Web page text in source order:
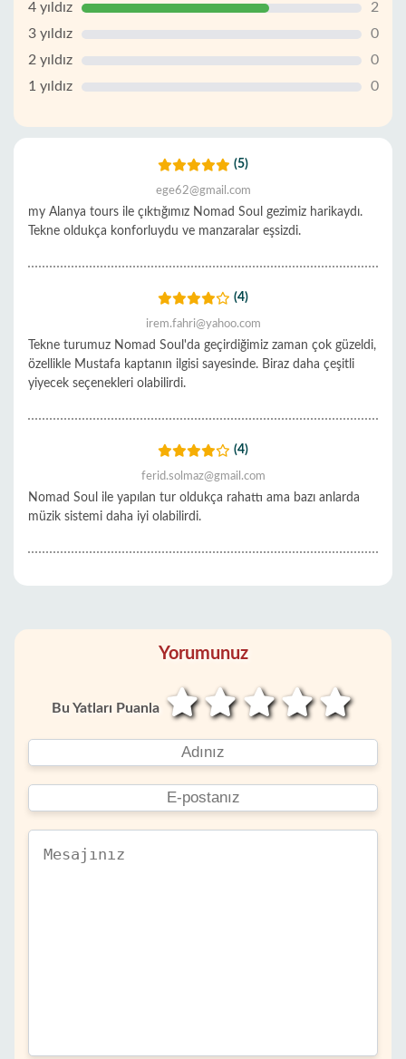
4 yıldız
2
3 yıldız
0
2 yıldız
0
1 yıldız
0
(5)
ege62@gmail.com
my Alanya tours ile çıktığımız Nomad Soul gezimiz harikaydı.
Tekne oldukça konforluydu ve manzaralar eşsizdi.
(4)
irem.fahri@yahoo.com
Tekne turumuz Nomad Soul'da geçirdiğimiz zaman çok güzeldi,
özellikle Mustafa kaptanın ilgisi sayesinde. Biraz daha çeşitli
yiyecek seçenekleri olabilirdi.
(4)
ferid.solmaz@gmail.com
Nomad Soul ile yapılan tur oldukça rahattı ama bazı anlarda
müzik sistemi daha iyi olabilirdi.
Yorumunuz
Bu Yatları Puanla